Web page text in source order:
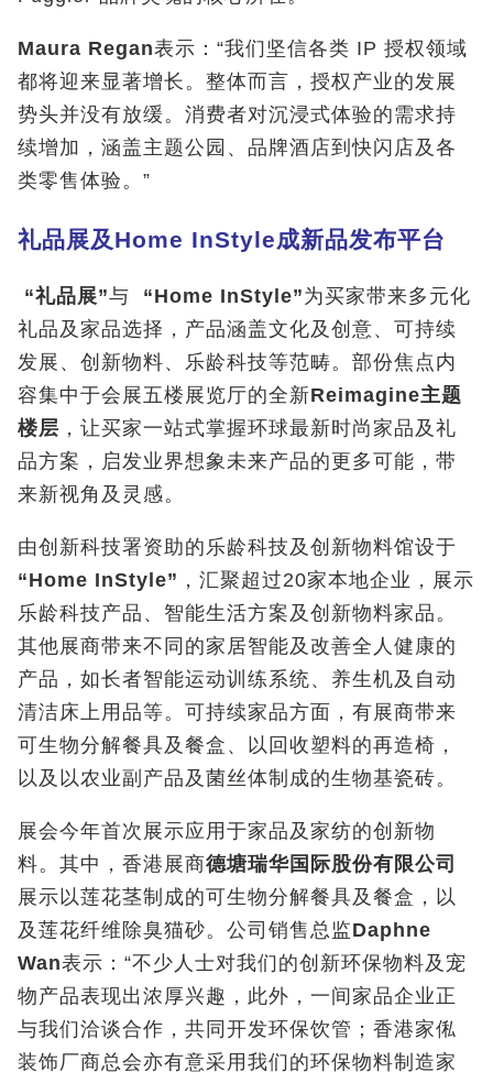
Maura Regan表示：“我们坚信各类 IP 授权领域
都将迎来显著增长。整体而言，授权产业的发展
势头并没有放缓。消费者对沉浸式体验的需求持
续增加，涵盖主题公园、品牌酒店到快闪店及各
类零售体验。”
礼品展及 Home InStyle成新品发布平台
“礼品展”与 “Home InStyle”为买家带来多元化
礼品及家品选择，产品涵盖文化及创意、可持续
发展、创新物料、乐龄科技等范畴。部份焦点内
容集中于会展五楼展览厅的全新Reimagine主题
楼层 ，让买家一站式掌握环球最新时尚家品及礼
品方案，启发业界想象未来产品的更多可能，带
来新视角及灵感。
由创新科技署资助的乐龄科技及创新物料馆设于
“Home InStyle” ，汇聚超过20家本地企业，展示
乐龄科技产品、智能生活方案及创新物料家品。
其他展商带来不同的家居智能及改善全人健康的
产品，如长者智能运动训练系统、养生机及自动
清洁床上用品等。可持续家品方面，有展商带来
可生物分解餐具及餐盒、以回收塑料的再造椅，
以及以农业副产品及菌丝体制成的生物基瓷砖。
展会今年首次展示应用于家品及家纺的创新物
料。其中，香港展商德塘瑞华国际股份有限公司
展示以莲花茎制成的可生物分解餐具及餐盒，以
及莲花纤维除臭猫砂。公司销售总监Daphne
Wan表示：“不少人士对我们的创新环保物料及宠
物产品表现出浓厚兴趣，此外，一间家品企业正
与我们洽谈合作，共同开发环保饮管；香港家俬
装饰厂商总会亦有意采用我们的环保物料制造家